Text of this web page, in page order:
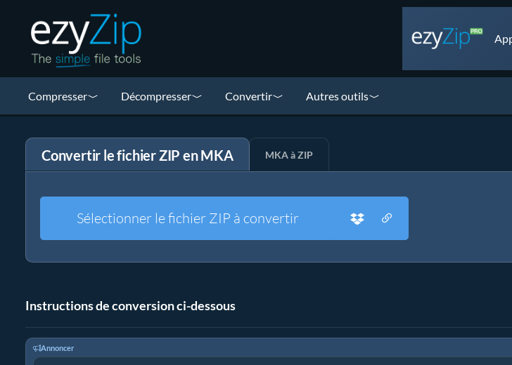
Compresser Décompresser Convertir Autres outils
Convertir le fichier ZIP en MKA MKA à ZIP
Sélectionner le fichier ZIP à convertir
Instructions de conversion ci-dessous
Annoncer